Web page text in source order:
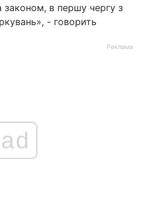
в першу чергу з
- говорить
Реклама
ad